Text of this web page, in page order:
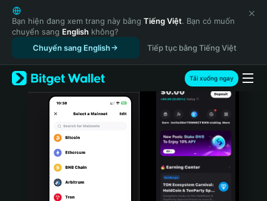
English
日本語
Tiếng Việt
Русский
Español (Latinoamérica)
Türkçe
Italiano
Português (Portugal)
Bahasa Indonesia
Bạn hiện đang xem trang này bằng Tiếng Việt. Bạn có muốn
chuyển sang English không?
Chuyển sang English
Tiếp tục bằng Tiếng Việt
Tải xuống ngay